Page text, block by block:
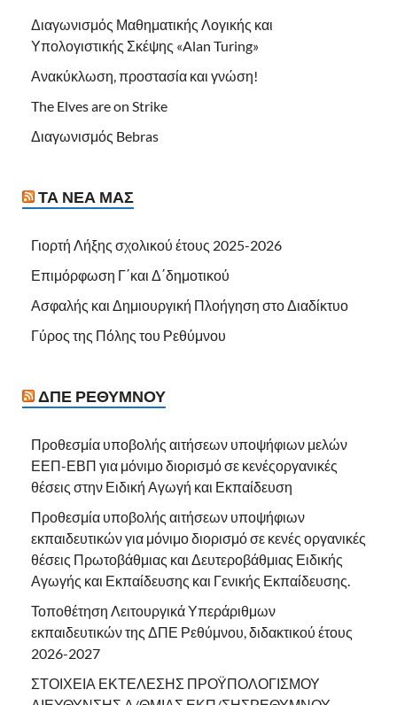
Διαγωνισμός Μαθηματικής Λογικής και
Υπολογιστικής Σκέψης «Alan Turing»
Ανακύκλωση, προστασία και γνώση!
The Elves are on Strike
Διαγωνισμός Bebras
ΤΑ ΝΈΑ ΜΑΣ
Γιορτή Λήξης σχολικού έτους 2025-2026
Επιμόρφωση Γ΄και Δ΄δημοτικού
Ασφαλής και Δημιουργική Πλοήγηση στο Διαδίκτυο
Γύρος της Πόλης του Ρεθύμνου
ΔΠΕ ΡΕΘΎΜΝΟΥ
Προθεσμία υποβολής αιτήσεων υποψήφιων μελών
ΕΕΠ-ΕΒΠ για μόνιμο διορισμό σε κενέςοργανικές
θέσεις στην Ειδική Αγωγή και Εκπαίδευση
Προθεσμία υποβολής αιτήσεων υποψήφιων
εκπαιδευτικών για μόνιμο διορισμό σε κενές οργανικές
θέσεις Πρωτοβάθμιας και Δευτεροβάθμιας Ειδικής
Αγωγής και Εκπαίδευσης και Γενικής Εκπαίδευσης.
Τοποθέτηση Λειτουργικά Υπεράριθμων
εκπαιδευτικών της ΔΠΕ Ρεθύμνου, διδακτικού έτους
2026-2027
ΣΤΟΙΧΕΙΑ ΕΚΤΕΛΕΣΗΣ ΠΡΟΫΠΟΛΟΓΙΣΜΟΥ